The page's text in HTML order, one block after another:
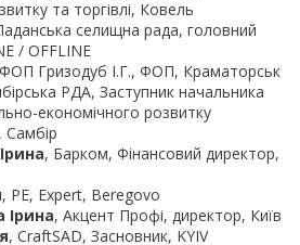
та торгівлі, Ковель
селищна рада, головний
/ OFFLINE
Гризодуб І.Г., ФОП, Краматорськ
РДА, Заступник начальника
економічного розвитку
Самбір
, Барком, Фінансовий директор,
, PE, Expert, Beregovo
Ірина, Акцент Профі, директор, Київ
, CraftSAD, Засновник, KYIV